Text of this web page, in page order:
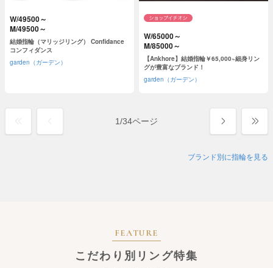
W/49500～
M/49500～
結婚指輪（マリッジリング） Confidance
コンフィダンス
garden（ガーデン）
W/65000～
M/85000～
【Ankhore】結婚指輪￥65,000~細身リン
グが豊富なブランド！
garden（ガーデン）
1/34ページ
ブランド別に指輪を見る
FEATURE
こだわり別リング特集